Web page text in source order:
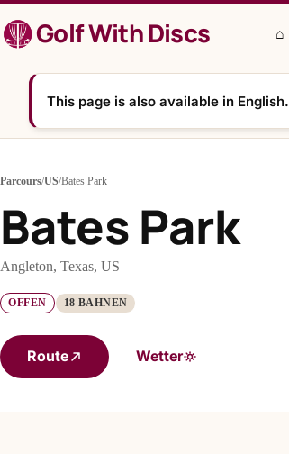
Inhalt
springenGolf With Discs ⌂
This page is also available in English.
Parcours/US/Bates Park
Bates Park
Angleton, Texas, US
OFFEN 18 BAHNEN
Route Wetter